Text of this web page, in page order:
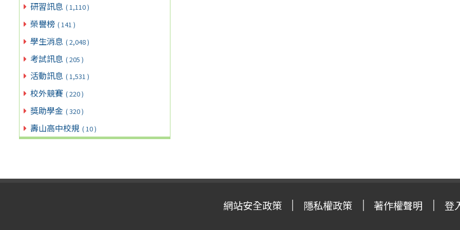
研習訊息 ( 1,110 )
榮譽榜 ( 141 )
學生消息 ( 2,048 )
考試訊息 ( 205 )
活動訊息 ( 1,531 )
校外競賽 ( 220 )
獎助學金 ( 320 )
壽山高中校規 ( 10 )
網站安全政策 隱私權政策 著作權聲明 登